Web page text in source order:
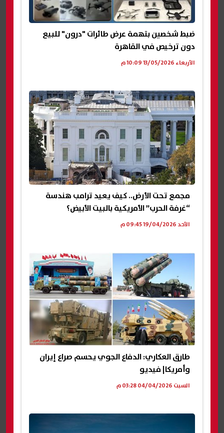
ضبط شخصين بتهمة عرض طائرات "درون" للبيع
دون ترخيص في القاهرة
الأربعاء 13/05/2026 10:09 م
مجمع تحت الأرض.. كيف يعيد ترامب هندسة
“غرفة الحرب” الأمريكية بالبيت الأبيض؟
الأحد 19/04/2026 09:45 م
طارق العكاري: الدفاع الجوي يحسم صراع إيران
وأمريكا| فيديو
السبت 04/04/2026 03:28 م